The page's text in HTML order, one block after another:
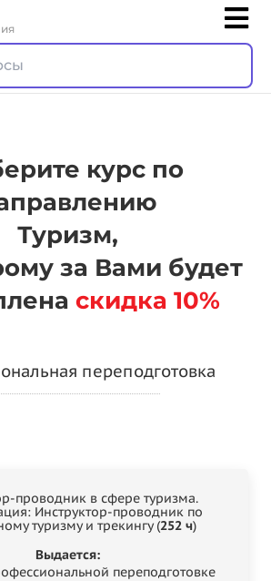
курс по
Туризм,
за Вами будет
скидка 10%
переподготовка
проводник в сфере туризма.
Инструктор-проводник по
туризму и трекингу (252 ч)
Выдается:
переподготовке